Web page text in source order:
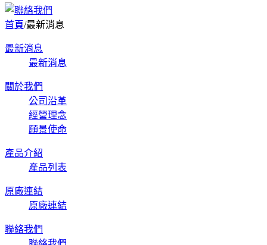
首頁/最新消息
最新消息
最新消息
關於我們
公司沿革
經營理念
願景使命
產品介紹
產品列表
原廠連結
原廠連結
聯絡我們